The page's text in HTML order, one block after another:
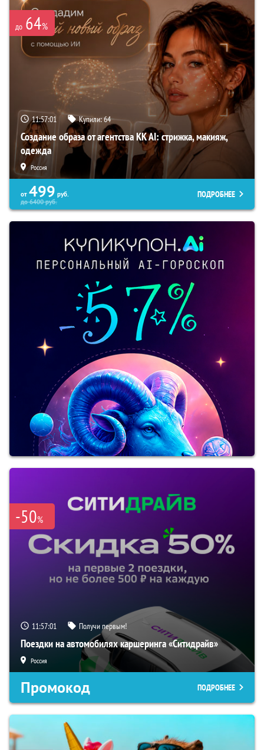
до 64%
11:57:00 Купили:64
Создание образа от агентства KK AI: стрижка, макияж,
одежда
Россия
от 499 руб.
до6400руб.
ПОДРОБНЕЕ
-50%
11:57:00 Получи первым!
Поездки на автомобилях каршеринга «Ситидрайв»
Россия
Промокод ПОДРОБНЕЕ